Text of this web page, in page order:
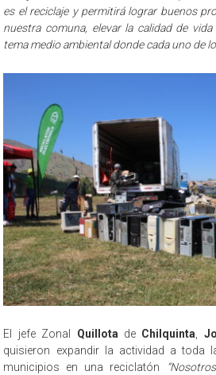
es el reciclaje y permitirá lograr buenos
nuestra comuna, elevar la calidad de
tema medio ambiental donde cada uno de
El jefe Zonal Quillota de Chilquinta
quisieron expandir la actividad a toda
municipios en una reciclatón